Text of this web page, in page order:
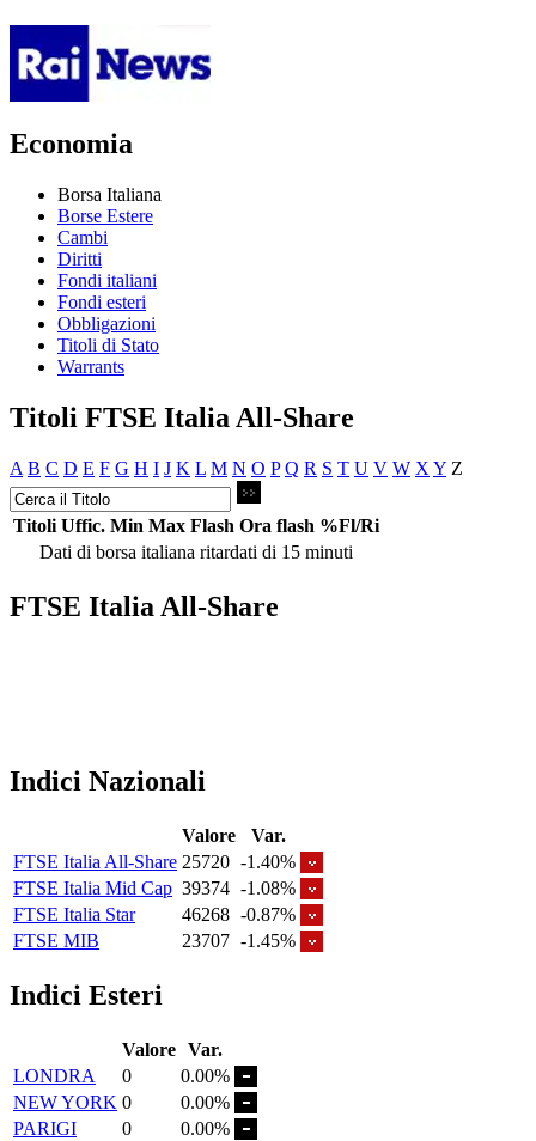
Economia
Borsa Italiana
Borse Estere
Cambi
Diritti
Fondi italiani
Fondi esteri
Obbligazioni
Titoli di Stato
Warrants
Titoli FTSE Italia All-Share
A B C D E F G H I J K L M N O P Q R S T U V W X Y Z
Titoli Uffic. Min Max Flash Ora flash %Fl/Ri
Dati di borsa italiana ritardati di 15 minuti
FTSE Italia All-Share
Indici Nazionali
Valore
Var.
FTSE Italia All-Share 25720 -1.40%
FTSE Italia Mid Cap 39374 -1.08%
FTSE Italia Star
46268 -0.87%
FTSE MIB
23707 -1.45%
Indici Esteri
Valore Var.
LONDRA
0
0.00%
NEW YORK 0
0.00%
PARIGI
0
0.00%